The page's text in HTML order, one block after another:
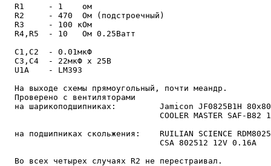
  R1     - 1    ом
  R2     - 470  Ом (подстроечный)
  R3     - 100 кОм
  R4,R5  - 10   Ом 0.25Ватт
  C1,С2  - 0.01мкФ
  C3,C4  - 22мкФ х 25В
  U1A    - LM393
  На выходе схемы прямоугольный, почти меандр.
  Проверено с вентиляторами
на шарикоподшипниках:         Jamicon JF0825B1H
COOLER MASTER SAF-B82
на подшипниках скольжения:    RUILIAN SCIENCE
                                CSA 802512 12V 0.16A
  Во всех четырех случаях R2 не перестраивал.